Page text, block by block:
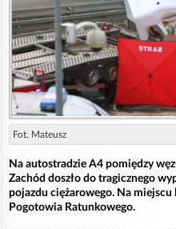
Fot. Mateusz
Na autostradzie A4 pomiędzy
Zachód doszło do tragicznego
pojazdu ciężarowego. Na miejscu
Pogotowia Ratunkowego.